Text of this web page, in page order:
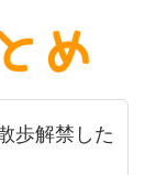
歩解禁した